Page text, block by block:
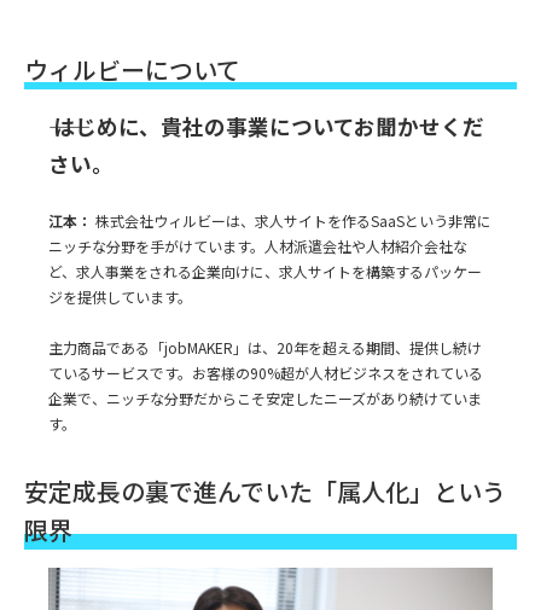
ウィルビーについて
―― はじめに、貴社の事業についてお聞かせくだ
さい。
江本： 株式会社ウィルビーは、求人サイトを作るSaaSという非常に
ニッチな分野を手がけています。人材派遣会社や人材紹介会社な
ど、求人事業をされる企業向けに、求人サイトを構築するパッケー
ジを提供しています。
主力商品である「jobMAKER」は、20年を超える期間、提供し続け
ているサービスです。お客様の90%超が人材ビジネスをされている
企業で、ニッチな分野だからこそ安定したニーズがあり続けていま
す。
安定成長の裏で進んでいた「属人化」という
限界